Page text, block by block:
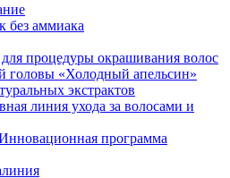
без аммиака
процедуры окрашивания волос
головы «Холодный апельсин»
экстрактов
линия ухода за волосами и
программа